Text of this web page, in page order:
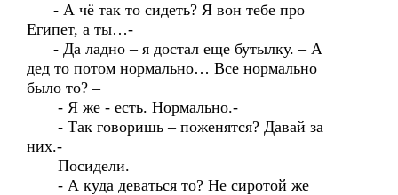
- А чё так то сидеть? Я вон тебе про
Египет, а ты…-
- Да ладно – я достал еще бутылку. – А
дед то потом нормально… Все нормально
было то? –
- Я же - есть. Нормально.-
- Так говоришь – поженятся? Давай за
них.-
Посидели.
- А куда деваться то? Не сиротой же